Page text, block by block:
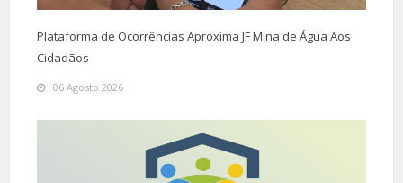
Plataforma de Ocorrências Aproxima JF Mina de Água Aos
Cidadãos
06 Agosto 2026